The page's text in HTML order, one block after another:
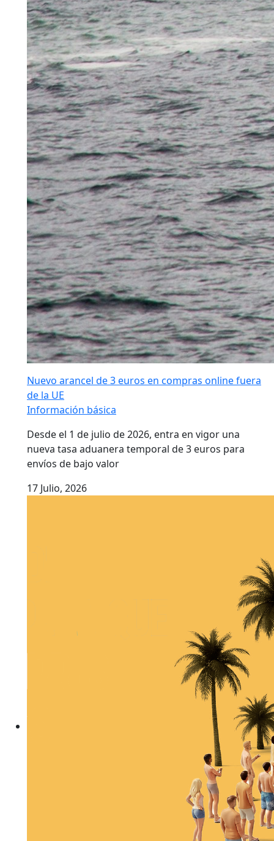
Nuevo arancel de 3 euros en compras online fuera
de la UE
Información básica
Desde el 1 de julio de 2026, entra en vigor una
nueva tasa aduanera temporal de 3 euros para
envíos de bajo valor
17 Julio, 2026